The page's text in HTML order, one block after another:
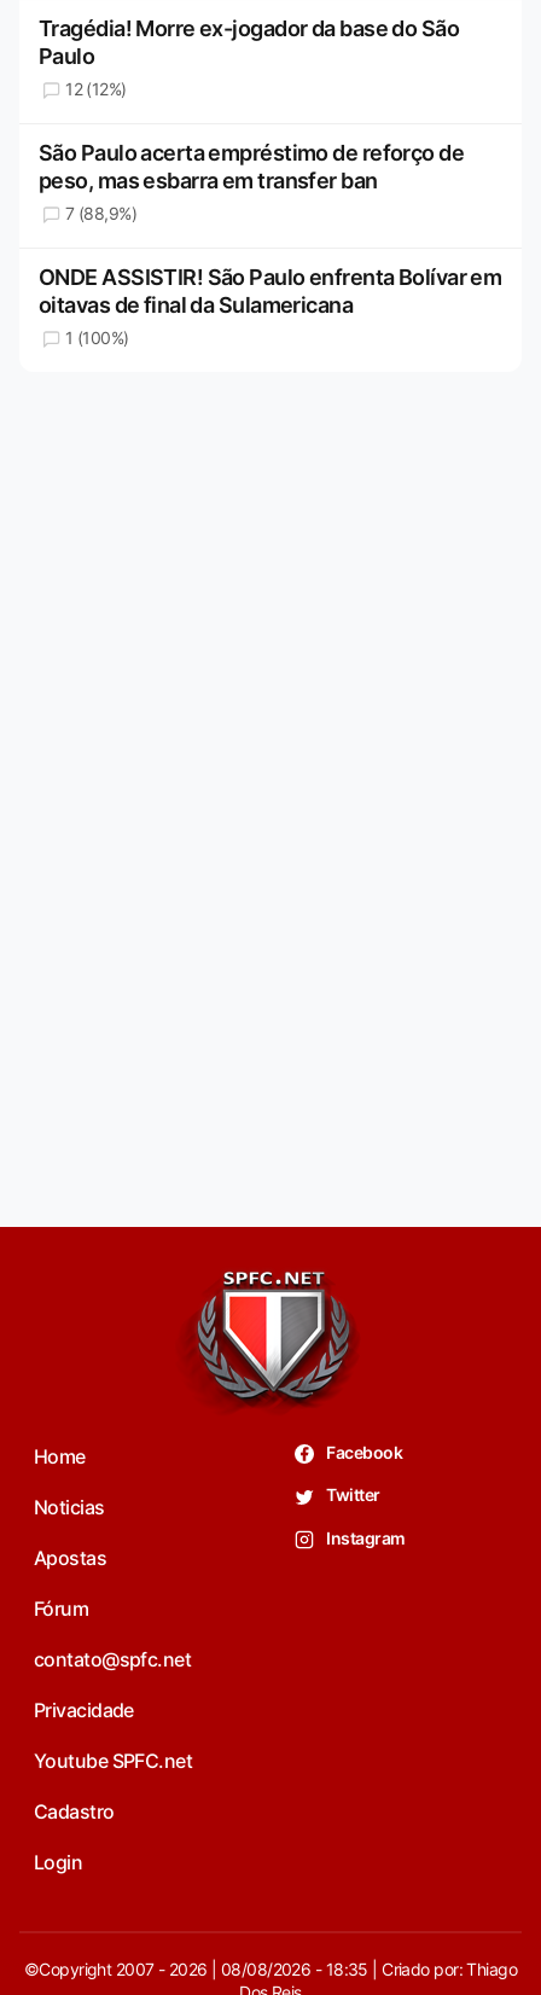
Tragédia! Morre ex-jogador da base do São
Paulo
12 (12%)
São Paulo acerta empréstimo de reforço de
peso, mas esbarra em transfer ban
7 (88,9%)
ONDE ASSISTIR! São Paulo enfrenta Bolívar em
oitavas de final da Sulamericana
1 (100%)
Home
Noticias
Apostas
Fórum
contato@spfc.net
Privacidade
Youtube SPFC.net
Cadastro
Login
Facebook
Twitter
Instagram
©Copyright 2007 - 2026 | 08/08/2026 - 18:35 | Criado por: Thiago